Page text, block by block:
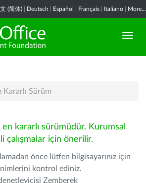
(简体) Deutsch Español Français Italiano More...
Kararlı Sürüm
kararlı sürümüdür. Kurumsal
çalışmalar için önerilir.
önce lütfen bilgisayarınız için
kontrol ediniz.
Zemberek